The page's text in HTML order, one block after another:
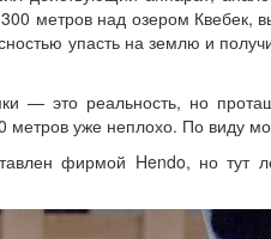
метров над озером Квебек,
упасть на землю и
— это реальность, но
метров уже неплохо. По виду
фирмой Hendo, но тут